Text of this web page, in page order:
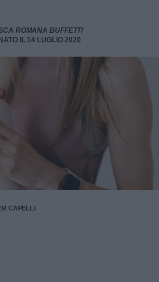
ROMANA BUFFETTI
IL 14 LUGLIO 2020
CAPELLI